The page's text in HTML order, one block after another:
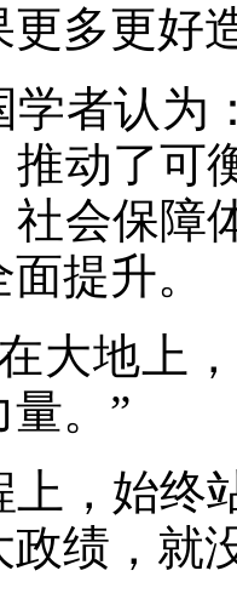
更多更好
认为：
推动了
社会保障
提升。
地上，
。”
始终站
政绩，就